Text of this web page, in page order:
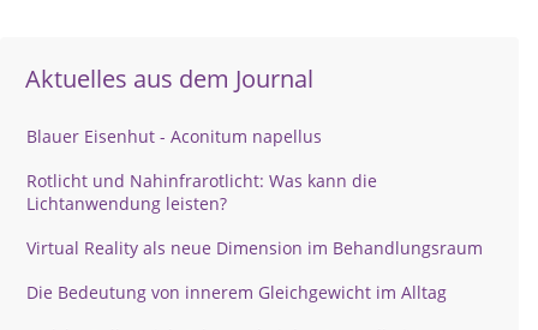
Aktuelles aus dem Journal
Blauer Eisenhut - Aconitum napellus
Rotlicht und Nahinfrarotlicht: Was kann die
Lichtanwendung leisten?
Virtual Reality als neue Dimension im Behandlungsraum
Die Bedeutung von innerem Gleichgewicht im Alltag